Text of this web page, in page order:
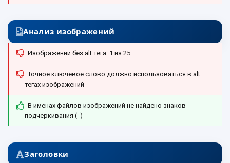
Анализ изображений
Изображений без alt тега: 1 из 25
Точное ключевое слово должно использоваться в alt
тегах изображений
В именах файлов изображений не найдено знаков
подчеркивания (_)
Заголовки